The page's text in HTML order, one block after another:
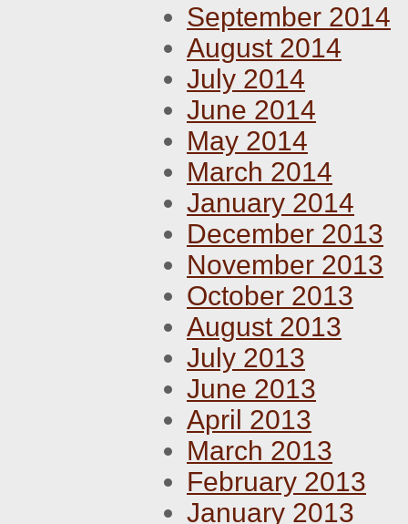
September 2014
August 2014
July 2014
June 2014
May 2014
March 2014
January 2014
December 2013
November 2013
October 2013
August 2013
July 2013
June 2013
April 2013
March 2013
February 2013
January 2013